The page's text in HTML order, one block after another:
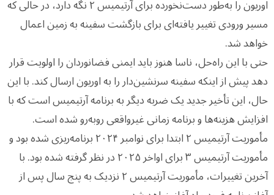
اوریون را به‌طور دست‌نخورده برای آرتیمیس ۲ نگه دارد، در حالی که
مسیر ورودی تغییر یافته‌ای برای بازگشت سفینه به زمین اعمال
خواهد شد.
حتی با این راه‌حل، ناسا هنوز باید ایمنی فضانوردان را اولویت قرار
دهد پیش از اینکه سفینه سرنشین‌دار را به اوریون ارسال کند. با این
حال، این تأخیر جدید یک ضربه دیگر به برنامه آرتیمیس است که با
افزایش هزینه‌ها و برنامه زمانی غیرواقعی روبه‌رو شده است.
مأموریت آرتیمیس ۲ ابتدا برای نوامبر ۲۰۲۴ برنامه‌ریزی شده بود و
مأموریت آرتیمیس ۳ برای اواخر ۲۰۲۵ در نظر گرفته شده بود. با
آخرین تغییرات، مأموریت آرتیمیس ۲ نزدیک به پنج سال پس از